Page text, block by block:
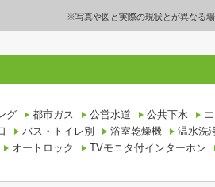
※写真や図と実際の現状とが異なる
グ 都市ガス 公営水道 公共下水
バス・トイレ別 浴室乾燥機 温水洗
オートロック TVモニタ付インターホン